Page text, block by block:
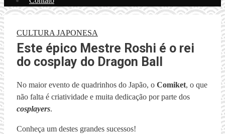
CULTURA JAPONESA
Este épico Mestre Roshi é o rei
do cosplay do Dragon Ball
No maior evento de quadrinhos do Japão, o Comiket, o que
não falta é criatividade e muita dedicação por parte dos
cosplayers.
Conheça um destes grandes sucessos!